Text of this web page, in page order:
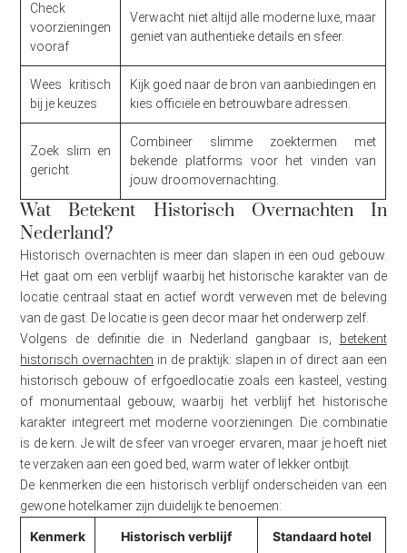
Check
voorzieningen
vooraf
Verwacht niet altijd alle moderne luxe, maar
geniet van authentieke details en sfeer.
Wees kritisch
bij je keuzes
Kijk goed naar de bron van aanbiedingen en
kies officiële en betrouwbare adressen.
Zoek slim en
gericht
Combineer slimme zoektermen met
bekende platforms voor het vinden van
jouw droomovernachting.
Wat Betekent Historisch Overnachten In
Nederland?
Historisch overnachten is meer dan slapen in een oud gebouw.
Het gaat om een verblijf waarbij het historische karakter van de
locatie centraal staat en actief wordt verweven met de beleving
van de gast. De locatie is geen decor maar het onderwerp zelf.
Volgens de definitie die in Nederland gangbaar is,
betekent
historisch overnachten in de praktijk: slapen in of direct aan een
historisch gebouw of erfgoedlocatie zoals een kasteel, vesting
of monumentaal gebouw, waarbij het verblijf het historische
karakter integreert met moderne voorzieningen. Die combinatie
is de kern. Je wilt de sfeer van vroeger ervaren, maar je hoeft niet
te verzaken aan een goed bed, warm water of lekker ontbijt.
De kenmerken die een historisch verblijf onderscheiden van een
gewone hotelkamer zijn duidelijk te benoemen:
Kenmerk Historisch verblijf Standaard hotel